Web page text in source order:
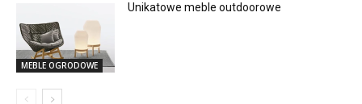
MEBLE OGRODOWE
Unikatowe meble outdoorowe